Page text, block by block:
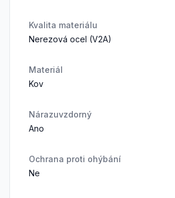
Kvalita materiálu
Nerezová ocel (V2A)
Materiál
Kov
Nárazuvzdorný
Ano
Ochrana proti ohýbání
Ne